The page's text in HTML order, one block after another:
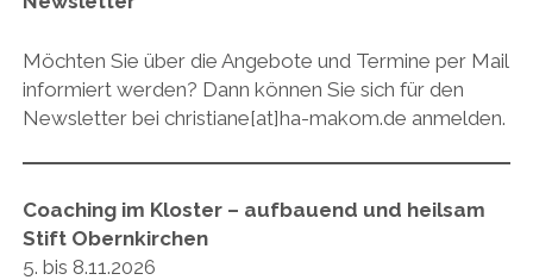
Möchten Sie über die Angebote und Termine per Mail
informiert werden? Dann können Sie sich für den
Newsletter bei christiane[at]ha-makom.de anmelden.
Coaching im Kloster – aufbauend und heilsam
Stift Obernkirchen
5. bis 8.11.2026